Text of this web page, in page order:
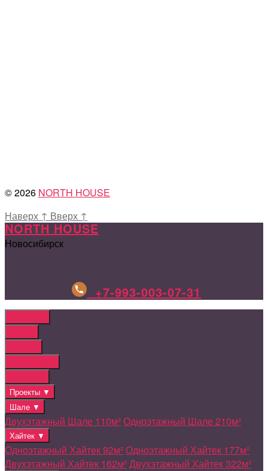
© 2026 NORTH HOUSE
Наверх ↑ Вверх ↑
NORTH HOUSE
Новосибирск
+7-993-003-07-31
Проекты ▼
Шале ▼
Двухэтажный Шале 110м²Одноэтажный Шале 210м²
Хайтек ▼
Одноэтажный Хайтек 92м²Одноэтажный Хайтек 177м²
Двухэтажный Хайтек 162м²Двухэтажный Хайтек 322м²